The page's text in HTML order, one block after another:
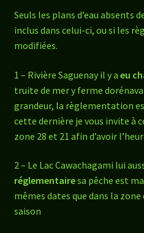
Seuls les plans d’eau absents
inclus dans celui-ci, ou si les
modifiées.
1 – Rivière Saguenay il y a eu
truite de mer y ferme
grandeur, la règlementation
cette dernière je vous invite à
zone 28 et 21 afin d’avoir
2 – Le Lac Cawachagami lui
réglementairesa pêche est
mêmes dates que dans la
saison